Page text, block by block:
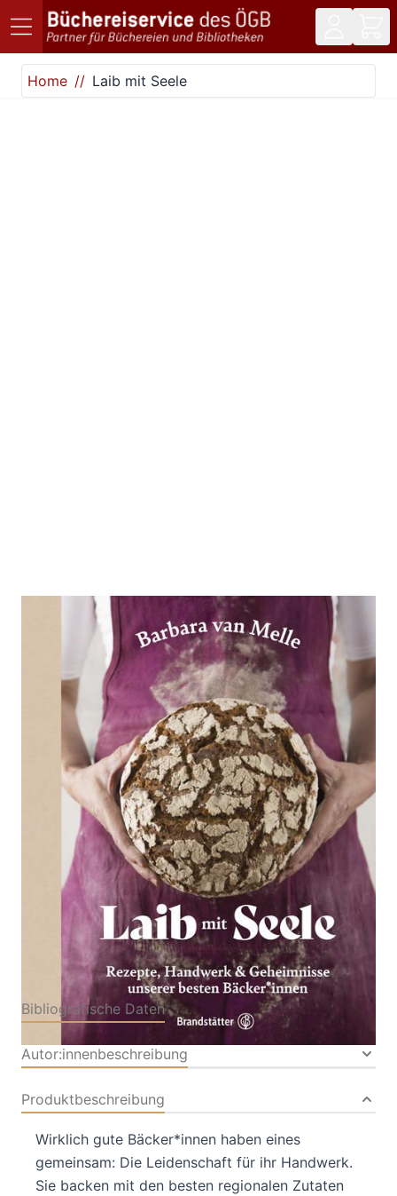
Direkt zum Inhalt
Home
Laib mit Seele
Laib mit Seele
Zur Wunschliste hinzufügen
Rezepte, Handwerk & Geheimnisse unserer besten
Bäcker*innen
Barbara van Melle
Verlag: Brandstätter 12.09.2022
Buch 240 Seiten
Hardcover
ISBN: 978-3-
71060636-6
Bibliografische Daten
Autor:innenbeschreibung
Produktbeschreibung
Wirklich gute Bäcker*innen haben eines
gemeinsam: Die Leidenschaft für ihr Handwerk.
Sie backen mit den besten regionalen Zutaten